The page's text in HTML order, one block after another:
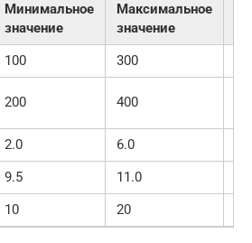
Минимальное
значение
Максимальное
значение
100 300
200 400
2.0 6.0
9.5 11.0
10 20